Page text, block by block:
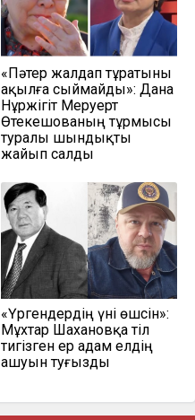
«Пәтер жалдап тұратыны
ақылға сыймайды»: Дана
Нұржігіт Меруерт
Өтекешованың тұрмысы
туралы шындықты
жайып салды
«Үргендердің үні өшсін»:
Мұхтар Шахановқа тіл
тигізген ер адам елдің
ашуын туғызды